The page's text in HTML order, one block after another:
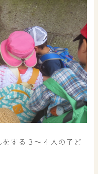
する３～４人の子ど